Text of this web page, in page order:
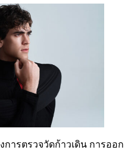
ารตรวจวัดก้าวเดิน การออก